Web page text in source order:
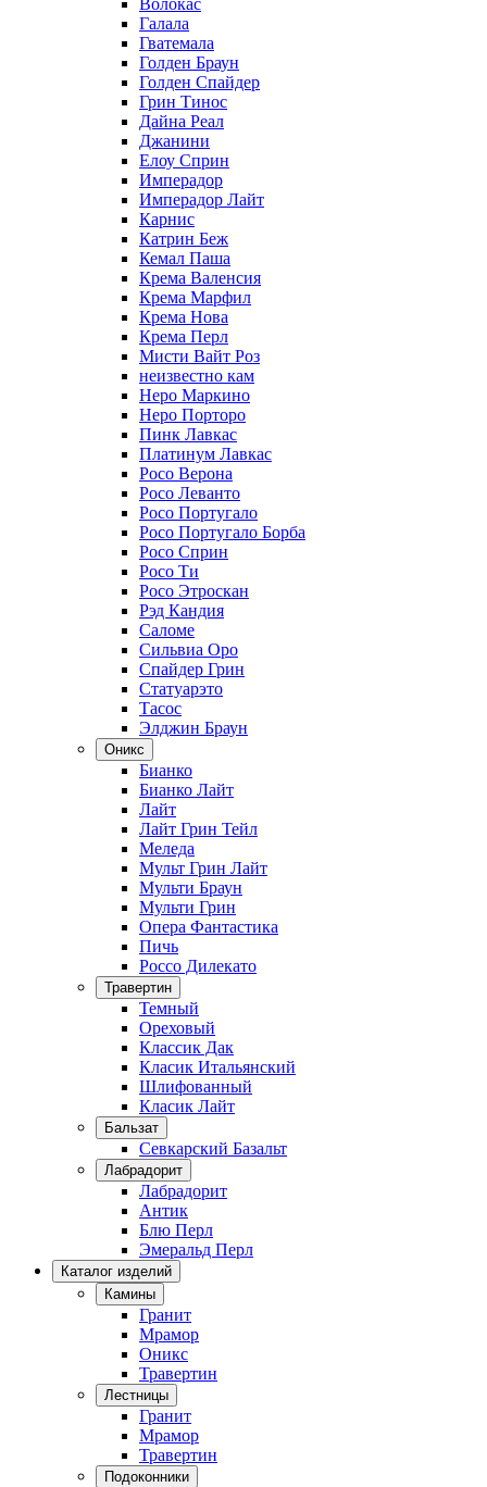
Волокас
Галала
Гватемала
Голден Браун
Голден Спайдер
Грин Тинос
Дайна Реал
Джанини
Елоу Сприн
Имперадор
Имперадор Лайт
Карнис
Катрин Беж
Кемал Паша
Крема Валенсия
Крема Марфил
Крема Нова
Крема Перл
Мисти Вайт Роз
неизвестно кам
Неро Маркино
Неро Порторо
Пинк Лавкаc
Платинум Лавкас
Росо Верона
Росо Леванто
Росо Португало
Росо Португало Борба
Росо Сприн
Росо Ти
Росо Этроскан
Рэд Кандия
Саломе
Сильвиа Оро
Спайдер Грин
Статуарэто
Тасос
Элджин Браун
Оникс
Бианко
Бианко Лайт
Лайт
Лайт Грин Тейл
Меледа
Мульт Грин Лайт
Мульти Браун
Мульти Грин
Опера Фантастика
Пичь
Россо Дилекато
Травертин
Темный
Ореховый
Классик Дак
Класик Итальянский
Шлифованный
Класик Лайт
Бальзат
Севкарский Базальт
Лабрадорит
Лабрадорит
Антик
Блю Перл
Эмеральд Перл
Каталог изделий
Камины
Гранит
Мрамор
Оникс
Травертин
Лестницы
Гранит
Мрамор
Травертин
Подоконники